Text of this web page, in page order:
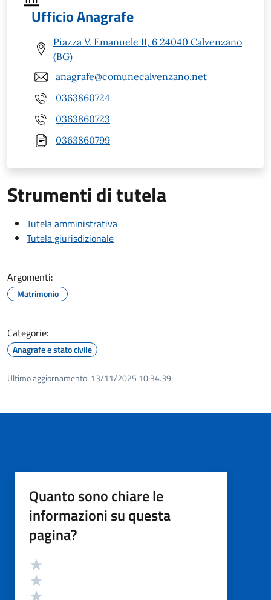
Ufficio Anagrafe
Piazza V. Emanuele II, 6 24040 Calvenzano
(BG)
anagrafe@comunecalvenzano.net
0363860724
0363860723
0363860799
Strumenti di tutela
Tutela amministrativa
Tutela giurisdizionale
Argomenti:
Matrimonio
Categorie:
Anagrafe e stato civile
Ultimo aggiornamento: 13/11/2025 10:34.39
Quanto sono chiare le
informazioni su questa
pagina?
Valutazione